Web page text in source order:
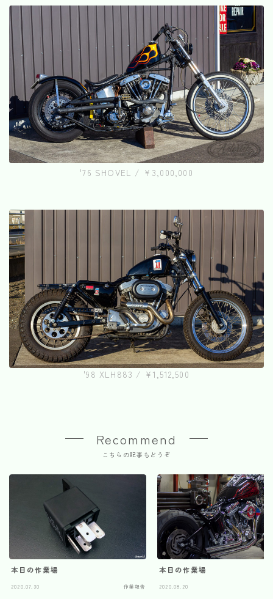
'76 SHOVEL / ¥3,000,000
'98 XLH883 / ¥1,512,500
Recommend
こちらの記事もどうぞ
本日の作業場
2020.07.30 作業報告
本日の作業場
2020.08.20